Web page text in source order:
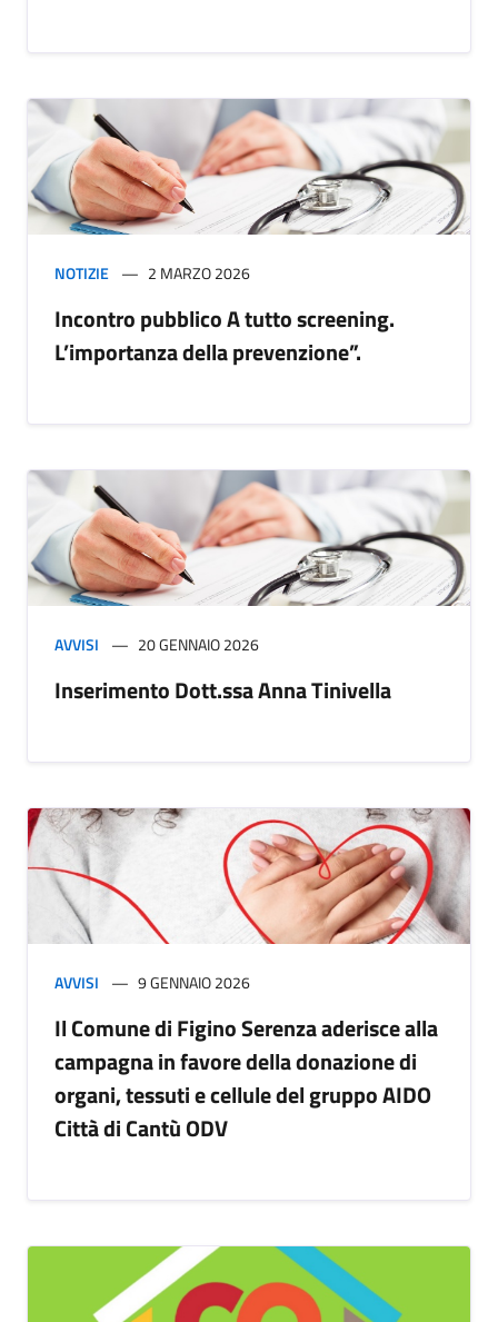
NOTIZIE 2 MARZO 2026
Incontro pubblico A tutto screening.
L’importanza della prevenzione”.
AVVISI 20 GENNAIO 2026
Inserimento Dott.ssa Anna Tinivella
AVVISI 9 GENNAIO 2026
Il Comune di Figino Serenza aderisce alla
campagna in favore della donazione di
organi, tessuti e cellule del gruppo AIDO
Città di Cantù ODV